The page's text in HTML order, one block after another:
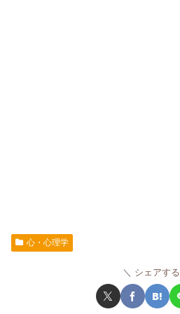
心・心理学
シェアする